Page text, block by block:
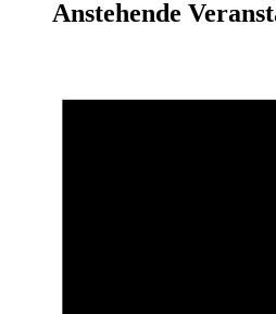
Anstehende